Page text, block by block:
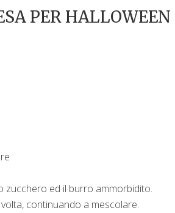
PER HALLOWEEN
zucchero ed il burro ammorbidito.
continuando a mescolare.